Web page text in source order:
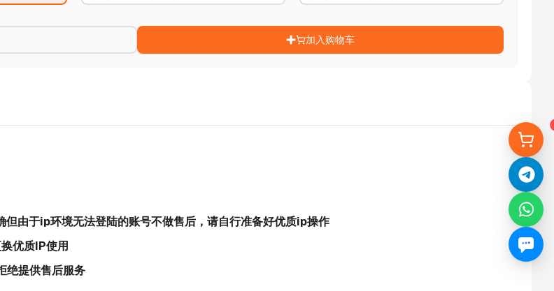
加入购物车
由于ip环境无法登陆的账号不做售后，请自行准备好优质ip操作
优质IP使用
绝提供售后服务